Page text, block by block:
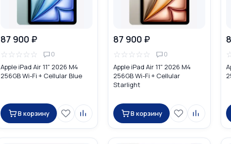
87 900 ₽
☆☆☆☆☆ 0
Apple iPad Air 11" 2026 M4
256GB Wi-Fi + Cellular Blue
В корзину
87 900 ₽
☆☆☆☆☆ 0
Apple iPad Air 11" 2026 M4
256GB Wi-Fi + Cellular
Starlight
В корзину